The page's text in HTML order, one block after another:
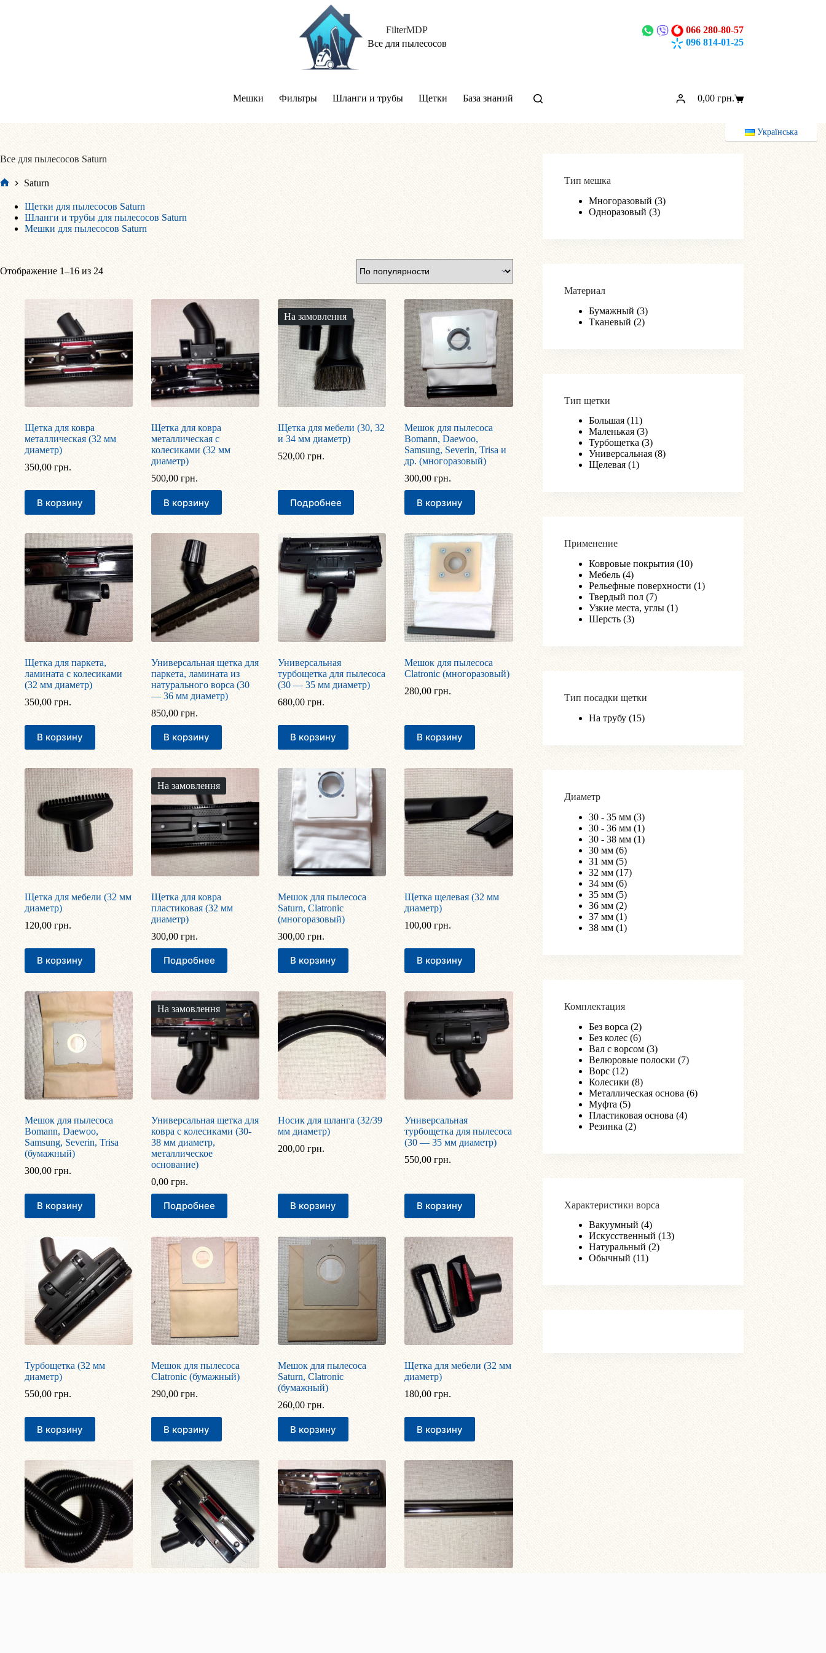
FilterMDP
Все для пылесосов
066 280-80-57
096 814-01-25
Мешки Фильтры Шланги и трубы Щетки База знаний Корзина
0,00 грн.
Українська
Все для пылесосов Saturn
Saturn
Щетки для пылесосов Saturn
Шланги и трубы для пылесосов Saturn
Мешки для пылесосов Saturn
Отображение 1–16 из 24Сортировка:
Щетка для ковра
металлическая (32 мм
диаметр)
350,00 грн.
В корзину
Щетка для ковра
металлическая с
колесиками (32 мм
диаметр)
500,00грн.
В корзину
На замовлення
Щетка для мебели (30, 32
и 34 мм диаметр)
520,00грн.
Подробнее
Мешок для пылесоса
Bomann, Daewoo,
Samsung, Severin, Trisa и
др. (многоразовый)
300,00грн.
В корзину
Щетка для паркета,
ламината с колесиками
(32 мм диаметр)
350,00 грн.
В корзину
Универсальная щетка для
паркета, ламината из
натурального ворса (30
— 36 мм диаметр)
850,00грн.
В корзину
Универсальная
турбощетка для пылесоса
(30 — 35 мм диаметр)
680,00грн.
В корзину
Мешок для пылесоса
Clatronic (многоразовый)
280,00грн.
В корзину
Щетка для мебели (32 мм
диаметр)
120,00 грн.
В корзину
На замовлення
Щетка для ковра
пластиковая (32 мм
диаметр)
300,00грн.
Подробнее
Мешок для пылесоса
Saturn, Clatronic
(многоразовый)
300,00грн.
В корзину
Щетка щелевая (32 мм
диаметр)
100,00грн.
В корзину
Мешок для пылесоса
Bomann, Daewoo,
Samsung, Severin, Trisa
(бумажный)
300,00 грн.
В корзину
На замовлення
Универсальная щетка для
ковра с колесиками (30-
38 мм диаметр,
металлическое
основание)
0,00грн.
Подробнее
Носик для шланга (32/39
мм диаметр)
200,00грн.
В корзину
Универсальная
турбощетка для пылесоса
(30 — 35 мм диаметр)
550,00грн.
В корзину
Турбощетка (32 мм
диаметр)
550,00 грн.
В корзину
Мешок для пылесоса
Clatronic (бумажный)
290,00грн.
В корзину
Мешок для пылесоса
Saturn, Clatronic
(бумажный)
260,00грн.
В корзину
Щетка для мебели (32 мм
диаметр)
180,00грн.
В корзину
Тип мешка
Многоразовый (3)
Одноразовый (3)
Материал
Бумажный (3)
Тканевый (2)
Тип щетки
Большая (11)
Маленькая (3)
Турбощетка (3)
Универсальная (8)
Щелевая (1)
Применение
Ковровые покрытия (10)
Мебель (4)
Рельефные поверхности (1)
Твердый пол (7)
Узкие места, углы (1)
Шерсть (3)
Тип посадки щетки
На трубу (15)
Диаметр
30 - 35 мм (3)
30 - 36 мм (1)
30 - 38 мм (1)
30 мм (6)
31 мм (5)
32 мм (17)
34 мм (6)
35 мм (5)
36 мм (2)
37 мм (1)
38 мм (1)
Комплектация
Без ворса (2)
Без колес (6)
Вал с ворсом (3)
Велюровые полоски (7)
Ворс (12)
Колесики (8)
Металлическая основа (6)
Муфта (5)
Пластиковая основа (4)
Резинка (2)
Характеристики ворса
Вакуумный (4)
Искусственный (13)
Натуральный (2)
Обычный (11)